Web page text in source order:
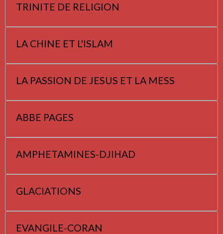
TRINITE DE RELIGION
LA CHINE ET L'ISLAM
LA PASSION DE JESUS ET LA MESS
ABBE PAGES
AMPHETAMINES-DJIHAD
GLACIATIONS
EVANGILE-CORAN